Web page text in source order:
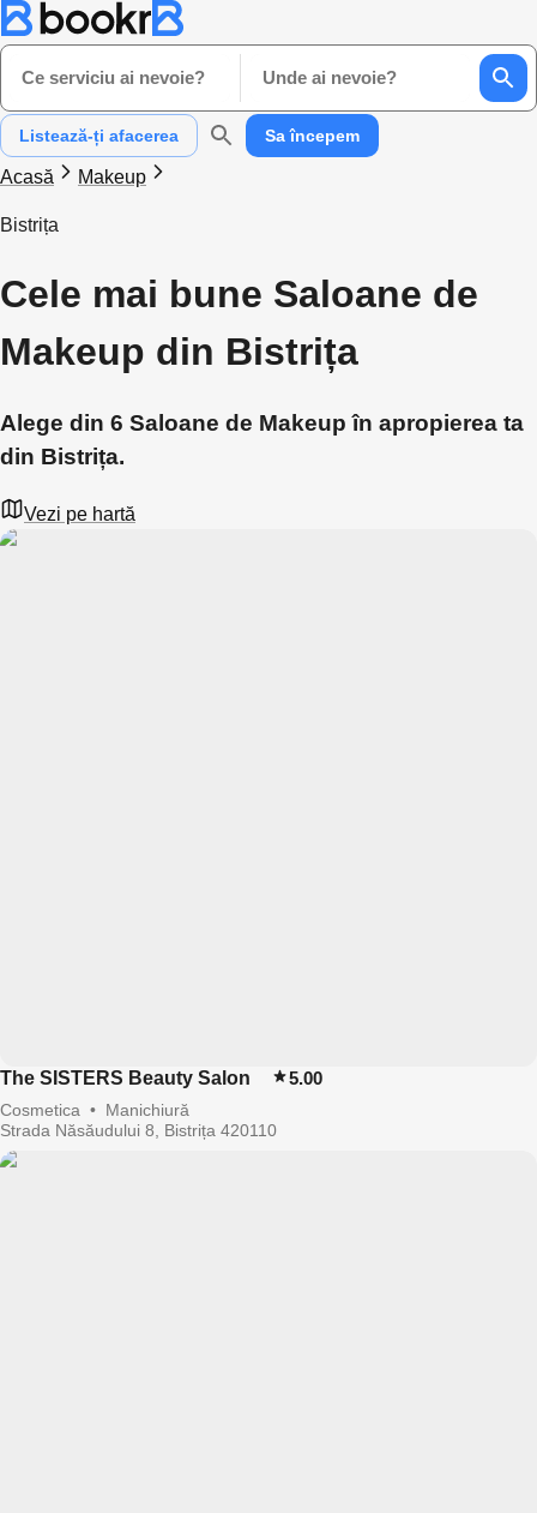
Ce serviciu ai nevoie? Unde ai nevoie?
Listează-ți afacerea Sa începem
Acasă Makeup
Bistrița
Cele mai bune Saloane de
Makeup din Bistrița
Alege din 6 Saloane de Makeup în apropierea ta
din Bistrița.
Vezi pe hartă
The SISTERS Beauty Salon 5.00
Cosmetica • Manichiură
Strada Năsăudului 8, Bistrița 420110